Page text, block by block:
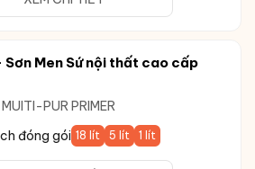
Sơn Men Sứ nội thất cao cấp
PUR PRIMER
đóng gói 18 lít 5 lít 1 lít